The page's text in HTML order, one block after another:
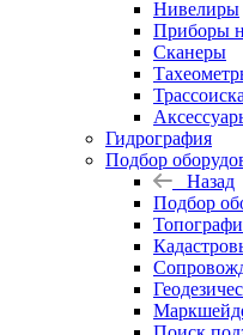
Нивелиры
Приборы
Сканеры
Гидрография
Подбор
Назад
Подбор